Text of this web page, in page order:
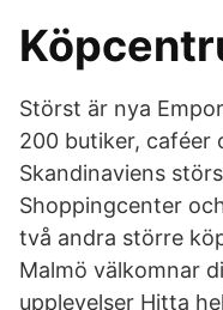
Störst är nya
200 butiker, caféer
Skandinaviens
Shoppingcenter
två andra större
Malmö välkomnar
upplevelser Hitta